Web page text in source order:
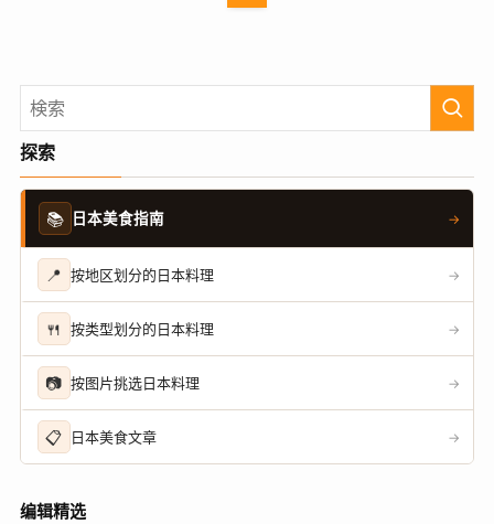
探索
📚 日本美食指南 →
📍 按地区划分的日本料理 →
🍴 按类型划分的日本料理 →
📷 按图片挑选日本料理 →
📋 日本美食文章 →
编辑精选